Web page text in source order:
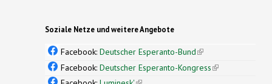
Soziale Netze und weitere Angebote
Facebook: Deutscher Esperanto-Bund(link is
external)
Facebook: Deutscher Esperanto-Kongress(link is